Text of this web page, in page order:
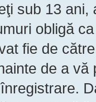
sub 13
obligă
fie de
de a